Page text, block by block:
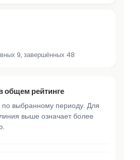
9, завершённых 48
общем рейтинге
по выбранному периоду. Для
выше означает более